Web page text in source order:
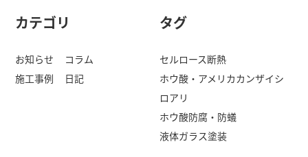
ー
シ
ョ
カテゴリ
お知らせ
コラム
施工事例
日記
タグ
セルロース断熱
ホウ酸・アメリカカンザイシ
ロアリ
ホウ酸防腐・防蟻
液体ガラス塗装